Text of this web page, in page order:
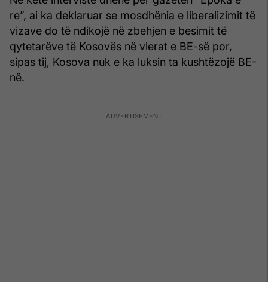
re”, ai ka deklaruar se mosdhënia e liberalizimit të
vizave do të ndikojë në zbehjen e besimit të
qytetarëve të Kosovës në vlerat e BE-së por,
sipas tij, Kosova nuk e ka luksin ta kushtëzojë BE-
në.